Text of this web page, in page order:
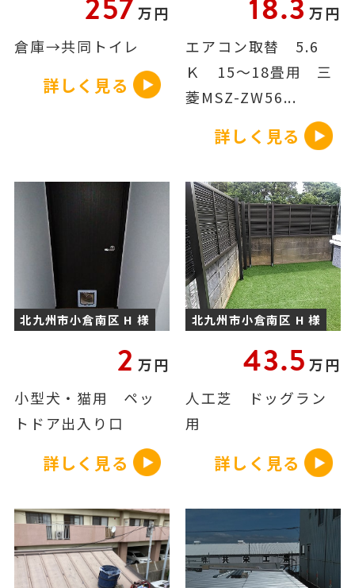
万円
倉庫→共同トイレ
詳しく見る
万円
エアコン取替 5.6
Ｋ 15～18畳用 三
菱MSZ-ZW56...
詳しく見る
北九州市小倉南区 H 様
2 万円
小型犬・猫用 ペッ
トドア出入り口
詳しく見る
北九州市小倉南区 H 様
43.5 万円
人工芝 ドッグラン
用
詳しく見る